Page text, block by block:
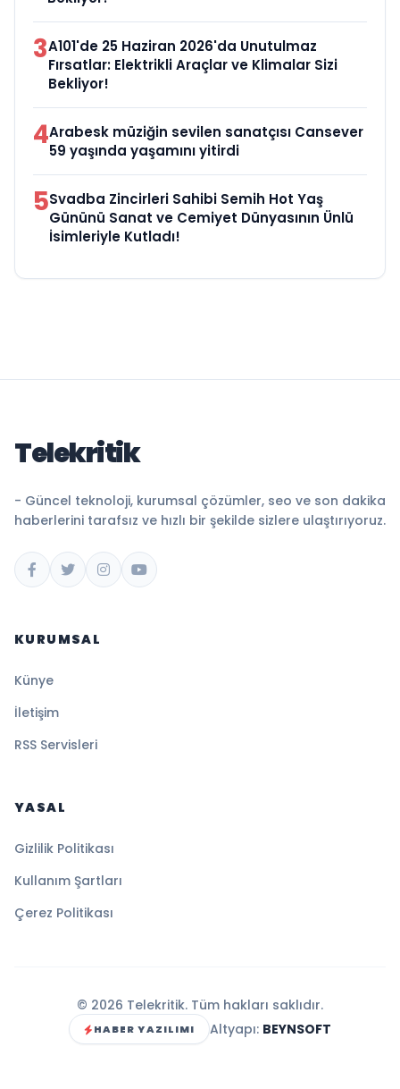
3A101'de 25 Haziran 2026'da Unutulmaz
Fırsatlar: Elektrikli Araçlar ve Klimalar Sizi
Bekliyor!
4Arabesk müziğin sevilen sanatçısı Cansever
59 yaşında yaşamını yitirdi
5Svadba Zincirleri Sahibi Semih Hot Yaş
Gününü Sanat ve Cemiyet Dünyasının Ünlü
İsimleriyle Kutladı!
Telekritik
- Güncel teknoloji, kurumsal çözümler, seo ve son dakika
haberlerini tarafsız ve hızlı bir şekilde sizlere ulaştırıyoruz.
KURUMSAL
Künye
İletişim
RSS Servisleri
YASAL
Gizlilik Politikası
Kullanım Şartları
Çerez Politikası
© 2026 Telekritik. Tüm hakları saklıdır.
HABER YAZILIMI Altyapı: BEYNSOFT